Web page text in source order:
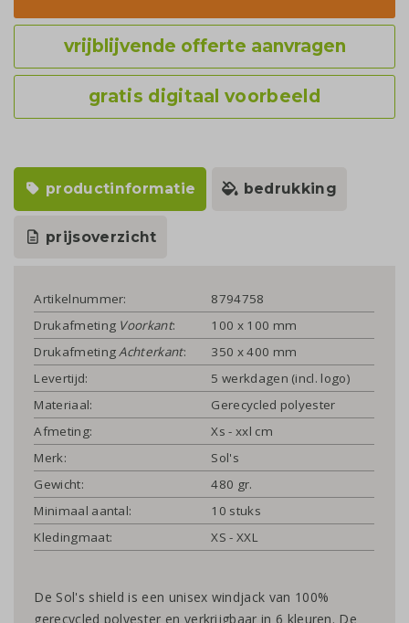
vrijblijvende offerte aanvragen
gratis digitaal voorbeeld
productinformatie bedrukking
prijsoverzicht
Artikelnummer:
8794758
Drukafmeting Voorkant:
100 x 100 mm
DrukafmetingAchterkant:
350 x 400 mm
Levertijd:
5 werkdagen (incl. logo)
Materiaal:
Gerecycled polyester
Afmeting:
Xs - xxl cm
Merk:
Sol's
Gewicht:
480 gr.
Minimaal aantal:
10 stuks
Kledingmaat:
XS - XXL
De Sol's shield is een unisex windjack van 100%
gerecycled polyester en verkrijgbaar in 6 kleuren. De